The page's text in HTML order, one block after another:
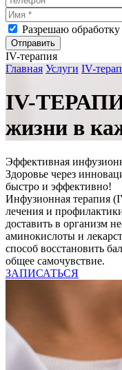
Разрешаю обработку
Отправить
IV-терапия
Главная Услуги IV-
IV-
жизни в
Эффективная
Здоровье через
быстро и эффективно!
Инфузионная терапия
лечения и
доставить в организм
аминокислоты и
способ восстановить
общее самочувствие.
ЗАПИСАТЬСЯ